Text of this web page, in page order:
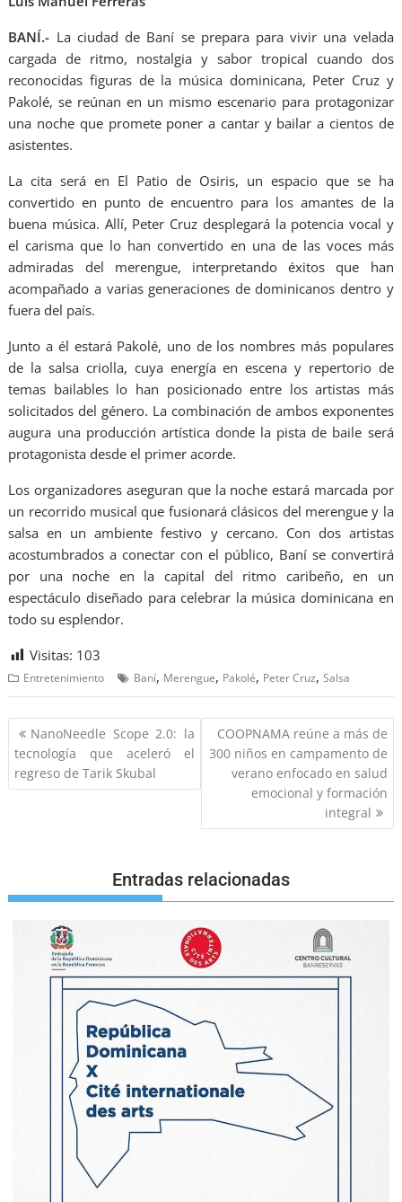
BANÍ.- La ciudad de Baní se prepara para vivir una velada
cargada de ritmo, nostalgia y sabor tropical cuando dos
reconocidas figuras de la música dominicana, Peter Cruz y
Pakolé, se reúnan en un mismo escenario para protagonizar
una noche que promete poner a cantar y bailar a cientos de
asistentes.
La cita será en El Patio de Osiris, un espacio que se ha
convertido en punto de encuentro para los amantes de la
buena música. Allí, Peter Cruz desplegará la potencia vocal y
el carisma que lo han convertido en una de las voces más
admiradas del merengue, interpretando éxitos que han
acompañado a varias generaciones de dominicanos dentro y
fuera del país.
Junto a él estará Pakolé, uno de los nombres más populares
de la salsa criolla, cuya energía en escena y repertorio de
temas bailables lo han posicionado entre los artistas más
solicitados del género. La combinación de ambos exponentes
augura una producción artística donde la pista de baile será
protagonista desde el primer acorde.
Los organizadores aseguran que la noche estará marcada por
un recorrido musical que fusionará clásicos del merengue y la
salsa en un ambiente festivo y cercano. Con dos artistas
acostumbrados a conectar con el público, Baní se convertirá
por una noche en la capital del ritmo caribeño, en un
espectáculo diseñado para celebrar la música dominicana en
todo su esplendor.
Visitas: 103
Entretenimiento Baní, Merengue, Pakolé, Peter Cruz,Salsa
NanoNeedle Scope 2.0: la
tecnología que aceleró el
regreso de Tarik Skubal
COOPNAMA reúne a más de
300 niños en campamento de
verano enfocado en salud
emocional y formación
integral
Entradas relacionadas